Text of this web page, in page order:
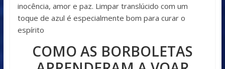
inocência, amor e paz. Limpar translúcido com um
toque de azul é especialmente bom para curar o
espírito
COMO AS BORBOLETAS